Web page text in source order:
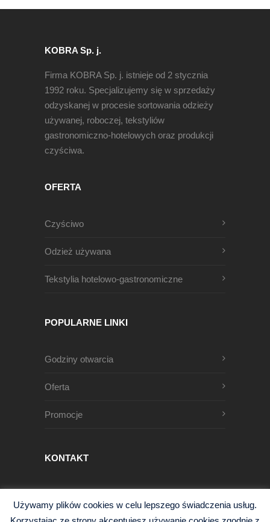
KOBRA Sp. j.
Firma KOBRA Sp. j. istnieje od 2 stycznia
1992 roku. Specjalizujemy się w sprzedaży
odzyskanej w procesie sortowania odzieży
używanej, roboczej, tekstyliów
gastronomiczno-hotelowych oraz produkcji
czyściwa.
OFERTA
Czyściwo
Odzież używana
Tekstylia hotelowo-gastronomiczne
POPULARNE LINKI
Godziny otwarcia
Oferta
Promocje
KONTAKT
68-200 Żary, Polska
Używamy plików cookies w celu lepszego świadczenia usług.